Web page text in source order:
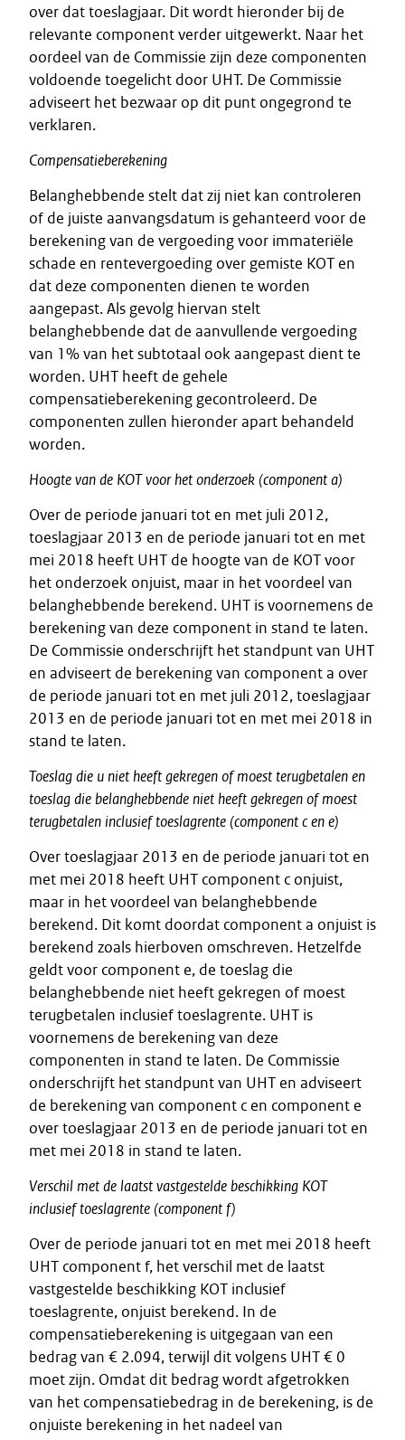
over dat toeslagjaar. Dit wordt hieronder bij de
relevante component verder uitgewerkt. Naar het
oordeel van de Commissie zijn deze componenten
voldoende toegelicht door UHT. De Commissie
adviseert het bezwaar op dit punt ongegrond te
verklaren.
Compensatieberekening
Belanghebbende stelt dat zij niet kan controleren
of de juiste aanvangsdatum is gehanteerd voor de
berekening van de vergoeding voor immateriële
schade en rentevergoeding over gemiste KOT en
dat deze componenten dienen te worden
aangepast. Als gevolg hiervan stelt
belanghebbende dat de aanvullende vergoeding
van 1% van het subtotaal ook aangepast dient te
worden. UHT heeft de gehele
compensatieberekening gecontroleerd. De
componenten zullen hieronder apart behandeld
worden.
Hoogtevande KOTvoorhetonderzoek (componenta)
Over de periode januari tot en met juli 2012,
toeslagjaar 2013 en de periode januari tot en met
mei 2018 heeft UHT de hoogte van de KOT voor
het onderzoek onjuist, maar in het voordeel van
belanghebbende berekend. UHT is voornemens de
berekening van deze component in stand te laten.
De Commissie onderschrijft het standpunt van UHT
en adviseert de berekening van component a over
de periode januari tot en met juli 2012, toeslagjaar
2013 en de periode januari tot en met mei 2018 in
stand te laten.
Toeslagdie unietheeftgekregenofmoestterugbetalenen
toeslagdiebelanghebbendenietheeftgekregenofmoest
terugbetaleninclusieftoeslagrente (componentcene)
Over toeslagjaar 2013 en de periode januari tot en
met mei 2018 heeft UHT component c onjuist,
maar in het voordeel van belanghebbende
berekend. Dit komt doordat component a onjuist is
berekend zoals hierboven omschreven. Hetzelfde
geldt voor component e, de toeslag die
belanghebbende niet heeft gekregen of moest
terugbetalen inclusief toeslagrente. UHT is
voornemens de berekening van deze
componenten in stand te laten. De Commissie
onderschrijft het standpunt van UHT en adviseert
de berekening van component c en component e
over toeslagjaar 2013 en de periode januari tot en
met mei 2018 in stand te laten.
Verschilmetdelaatstvastgesteldebeschikking KOT
inclusieftoeslagrente (component f)
Over de periode januari tot en met mei 2018 heeft
UHT component f, het verschil met de laatst
vastgestelde beschikking KOT inclusief
toeslagrente, onjuist berekend. In de
compensatieberekening is uitgegaan van een
bedrag van € 2.094, terwijl dit volgens UHT € 0
moet zijn. Omdat dit bedrag wordt afgetrokken
van het compensatiebedrag in de berekening, is de
onjuiste berekening in het nadeel van